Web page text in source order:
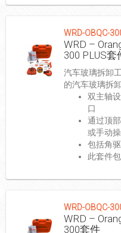
WRD-OBQC-
WRD –
300 PLUS套
汽车玻璃拆卸
的汽车玻璃拆
双主轴
口
通过顶
或手动
包括角
此套件
WRD-OBQC-
WRD –
300套件